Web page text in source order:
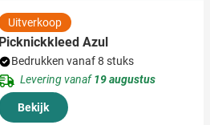
Uitverkoop
Picknickkleed Azul
Bedrukken vanaf 8 stuks
Levering vanaf19 augustus
Bekijk